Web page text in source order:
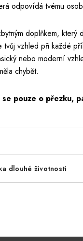
odpovídá tvému
doplňkem, který
tvůj vzhled při každé
nebo moderní
chybět.
se pouze o přezku,
dlouhé životnosti